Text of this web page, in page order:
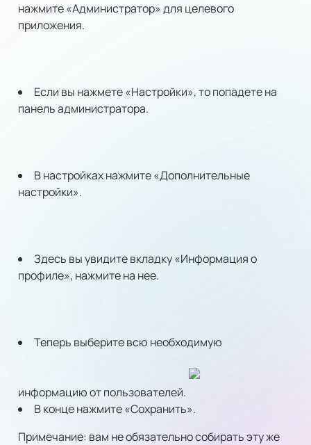
нажмите «Администратор» для целевого
приложения.
Если вы нажмете «Настройки», то попадете на
панель администратора.
В настройках нажмите «Дополнительные
настройки».
Здесь вы увидите вкладку «Информация о
профиле», нажмите на нее.
Теперь выберите всю необходимую
информацию от пользователей.
В конце нажмите «Сохранить».
Примечание: вам не обязательно собирать эту же